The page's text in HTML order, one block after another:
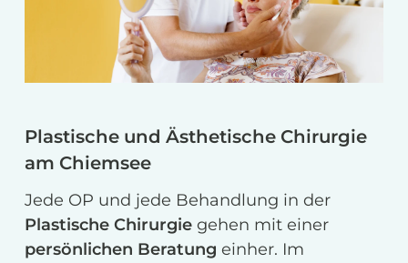
Plastische und Ästhetische Chirurgie
am Chiemsee
Jede OP und jede Behandlung in der
Plastische Chirurgie gehen mit einer
persönlichen Beratung einher. Im